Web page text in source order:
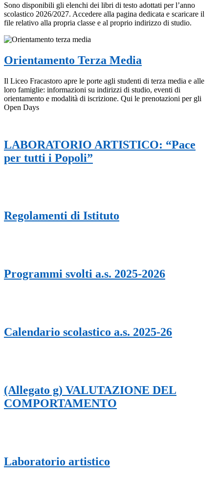
Sono disponibili gli elenchi dei libri di testo adottati per l’anno
scolastico 2026/2027. Accedere alla pagina dedicata e scaricare il
file relativo alla propria classe e al proprio indirizzo di studio.
Orientamento Terza Media
Il Liceo Fracastoro apre le porte agli studenti di terza media e alle
loro famiglie: informazioni su indirizzi di studio, eventi di
orientamento e modalità di iscrizione. Qui le prenotazioni per gli
Open Days
LABORATORIO ARTISTICO: “Pace
per tutti i Popoli”
Regolamenti di Istituto
Programmi svolti a.s. 2025-2026
Calendario scolastico a.s. 2025-26
(Allegato g) VALUTAZIONE DEL
COMPORTAMENTO
Laboratorio artistico